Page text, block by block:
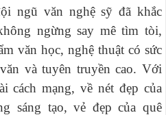
ngũ văn nghệ sỹ đã khắc
ngừng say mê tìm tòi,
văn học, nghệ thuật có sức
và tuyên truyền cao. Với
cách mạng, về nét đẹp của
sáng tạo, vẻ đẹp của quê